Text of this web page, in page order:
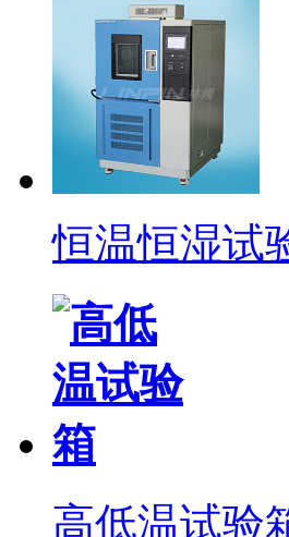
恒温恒湿试
高低温试验